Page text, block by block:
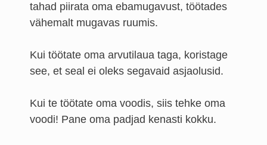
tahad piirata oma ebamugavust, töötades
vähemalt mugavas ruumis.
Kui töötate oma arvutilaua taga, koristage
see, et seal ei oleks segavaid asjaolusid.
Kui te töötate oma voodis, siis tehke oma
voodi! Pane oma padjad kenasti kokku.